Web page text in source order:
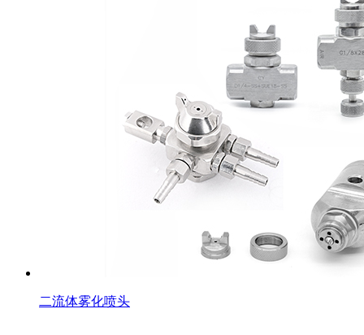
二流体雾化喷头